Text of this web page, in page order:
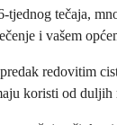
tjednog tečaja,
i vašem
redovitim
koristi od duljih